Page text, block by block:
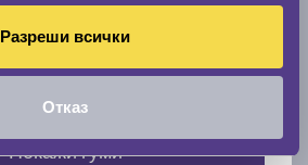
Разреши всички
Отказ
Покажи гуми